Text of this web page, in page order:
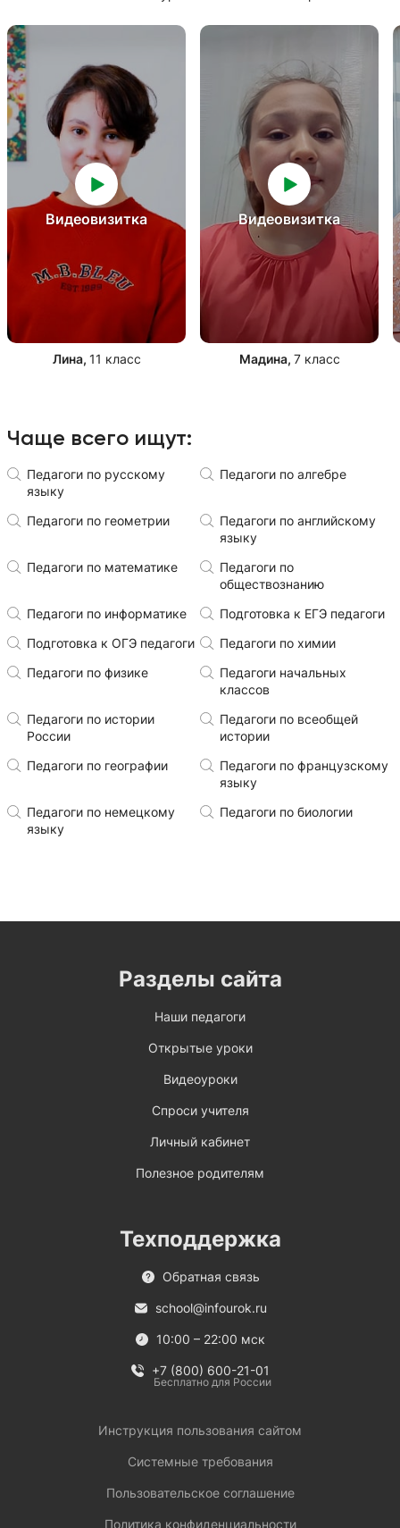
Видеовизитка
Лина, 11 класс
Видеовизитка
Мадина, 7 класс
Чаще всего ищут:
Педагоги по русскому
языку
Педагоги по алгебре
Педагоги по геометрии
Педагоги по английскому
языку
Педагоги по математике
Педагоги по
обществознанию
Педагоги по информатике
Подготовка к ЕГЭ педагоги
Подготовка к ОГЭ педагоги
Педагоги по химии
Педагоги по физике
Педагоги начальных
классов
Педагоги по истории
России
Педагоги по всеобщей
истории
Педагоги по географии
Педагоги по французскому
языку
Педагоги по немецкому
языку
Педагоги по биологии
Разделы сайта
Наши педагоги
Открытые уроки
Видеоуроки
Спроси учителя
Личный кабинет
Полезное родителям
Техподдержка
Обратная связь
school@infourok.ru
10:00 – 22:00 мск
+7 (800) 600-21-01
Бесплатно для России
Инструкция пользования сайтом
Системные требования
Пользовательское соглашение
Политика конфиденциальности